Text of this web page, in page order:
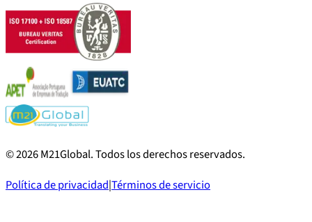
©2026M21Global.Todos los derechos reservados.
Política de privacidad|Términos de servicio